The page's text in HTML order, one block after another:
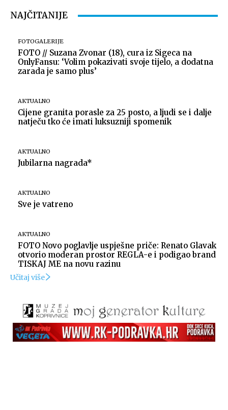
NAJČITANIJE
FOTOGALERIJE
FOTO // Suzana Zvonar (18), cura iz Sigeca na
OnlyFansu: ‘Volim pokazivati svoje tijelo, a dodatna
zarada je samo plus’
AKTUALNO
Cijene granita porasle za 25 posto, a ljudi se i dalje
natječu tko će imati luksuzniji spomenik
AKTUALNO
Jubilarna nagrada*
AKTUALNO
Sve je vatreno
AKTUALNO
FOTO Novo poglavlje uspješne priče: Renato Glavak
otvorio moderan prostor REGLA-e i podigao brand
TISKAJ ME na novu razinu
Učitaj više